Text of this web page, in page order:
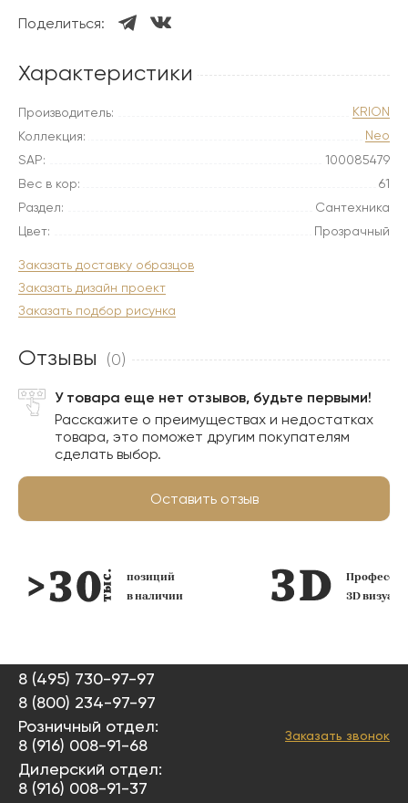
Поделиться:
Характеристики
Производитель:
KRION
Коллекция:
Neo
SAP:
100085479
Вес в кор:
61
Раздел:
Сантехника
Цвет:
Прозрачный
Заказать доставку образцов
Заказать дизайн проект
Заказать подбор рисунка
Отзывы (0)
У товара еще нет отзывов, будьте первыми!
Расскажите о преимуществах и недостатках
товара, это поможет другим покупателям
сделать выбор.
Оставить отзыв
позиций
в наличии
3D
8 (495) 730-97-97
8 (800) 234-97-97
Розничный отдел:
8 (916) 008-91-68
Дилерский отдел:
8 (916) 008-91-37
Заказать звонок